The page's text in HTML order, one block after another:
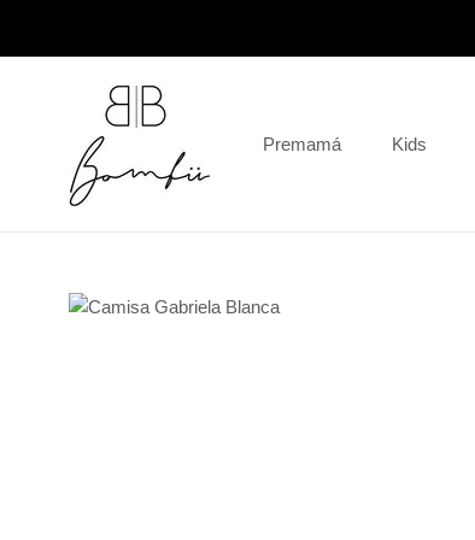
Premamá Kids